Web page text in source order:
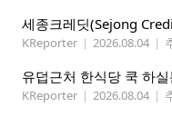
세종크레딧(Sejong
KReporter | 2026.08.04 |
유덥근처 한식당 쿡 하
KReporter | 2026.08.04 |